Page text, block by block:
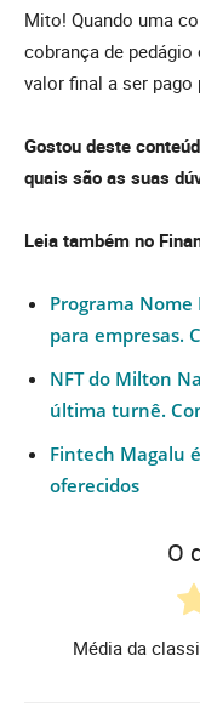
Mito! Quando uma
cobrança de
valor final a ser pago
Gostou deste
quais são as suas
Leia também no
Programa Nome
para empresas.
NFT do Milton
última turnê.
Fintech Magalu
oferecidos
O
Média da